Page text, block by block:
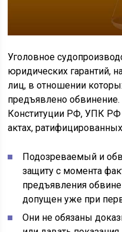
Уголовное
юридических гарантий,
лиц, в отношении
предъявлено
Конституции РФ, УПК
актах,
Подозреваемый и
защиту с момента
предъявления
допущен уже при
Они не обязаны